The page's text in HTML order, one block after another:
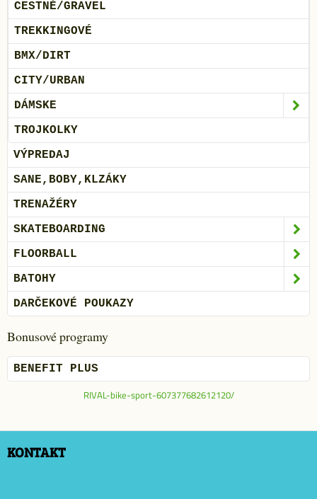
CESTNÉ/GRAVEL
TREKKINGOVÉ
BMX/DIRT
CITY/URBAN
DÁMSKE
TROJKOLKY
VÝPREDAJ
SANE,BOBY,KLZÁKY
TRENAŽÉRY
SKATEBOARDING
FLOORBALL
BATOHY
DARČEKOVÉ POUKAZY
Bonusové programy
BENEFIT PLUS
RIVAL-bike-sport-607377682612120/
KONTAKT